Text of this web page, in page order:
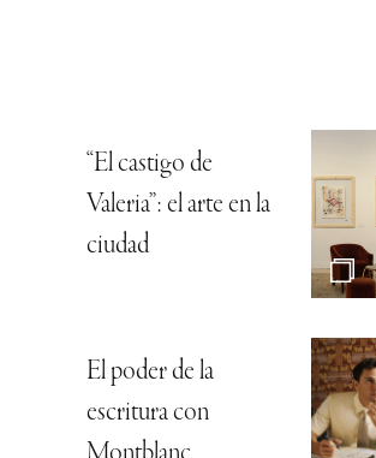
“El castigo de
Valeria”: el arte en la
ciudad
El poder de la
escritura con